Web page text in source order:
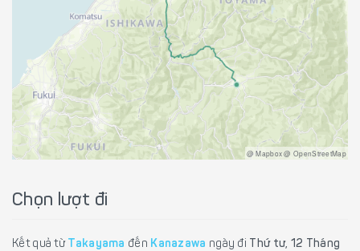
@ Mapbox @ OpenStreetMap
Chọn lượt đi
Kết quả từ Takayama đến Kanazawa ngày đi
Thứ tư, 12 Tháng